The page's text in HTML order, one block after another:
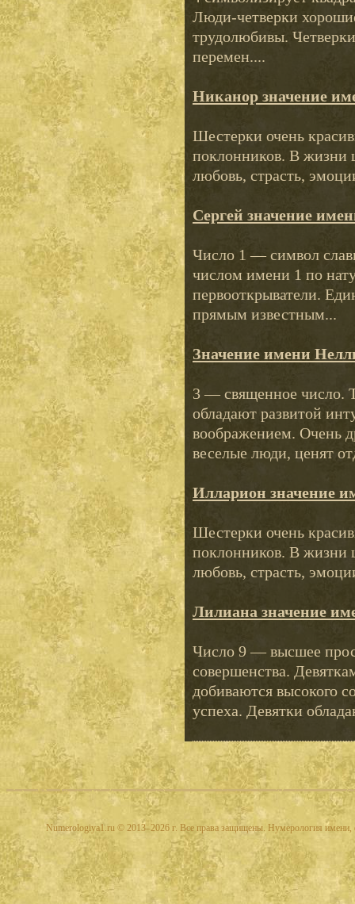
Люди-четверки
трудолюбивы.
перемен....
Никанор значение
Шестерки очень
поклонников. В жизни
любовь, страсть,
Сергей значение
Число 1 — символ
числом имени 1 по
первооткрыватели.
прямым известным...
Значение имени
3 — священное число.
обладают развитой
воображением. Очень
веселые люди, ценят
Илларион значение
Шестерки очень
поклонников. В жизни
любовь, страсть,
Лилиана значение
Число 9 — высшее
совершенства.
добиваются высокого
успеха. Девятки
Numerologiya1.ru © 2013–2026 г. Все права защищены. Нумерология имени,